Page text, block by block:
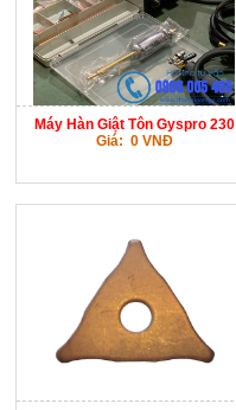
Máy Hàn Giật Tôn Gyspro 230
Giá: 0 VNĐ